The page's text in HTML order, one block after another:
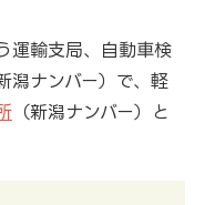
運輸支局、自動車検
潟ナンバー）で、軽
（新潟ナンバー）と